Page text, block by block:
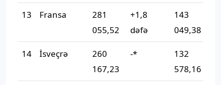
13 Fransa
281
055,52
+1,8
dəfə
143
049,38
14 İsveçrə
260
167,23
-*
132
578,16